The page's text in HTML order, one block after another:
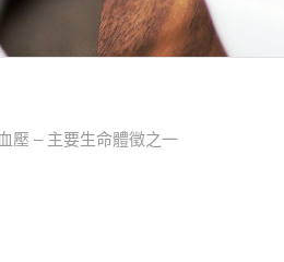
血壓 – 主要生命體徵之一